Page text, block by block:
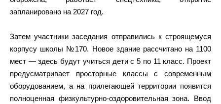
запланировано на 2027 год.
Затем участники заседания отправились к строящемуся
корпусу школы №170. Новое здание рассчитано на 1100
мест — здесь будут учиться дети с 5 по 11 класс. Проект
предусматривает просторные классы с современным
оборудованием, а на прилегающей территории появится
полноценная физкультурно-оздоровительная зона. Ввод